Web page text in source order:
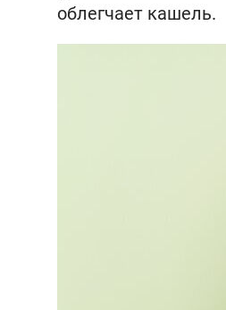
облегчает кашель.